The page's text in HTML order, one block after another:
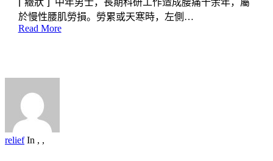
⌈ 癥狀 ⌋ 中年男士，長期科研工作造成腰痛十余年，屬
於慢性腰肌勞損。勞累或天寒時，左側…
Read More
relief In , ,